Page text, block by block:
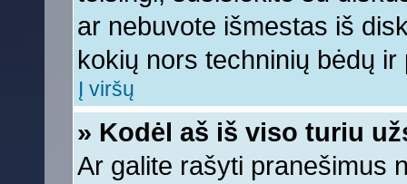
ar nebuvote išmestas iš
kokių nors techninių bėdų
Į viršų
» Kodėl aš iš viso turiu
Ar galite rašyti pranešimus